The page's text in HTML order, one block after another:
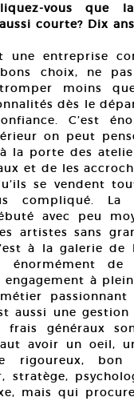
vous que
courte? Dix
une entreprise
choix, ne
moins
dès le
C’est
on peut
la porte des
et de les
se vendent
compliqué. La
avec peu
artistes sans
à la galerie de
énormément de
engagement à
aussi une
frais généraux
avoir un oeil,
rigoureux, bon
stratège,
mais qui procure